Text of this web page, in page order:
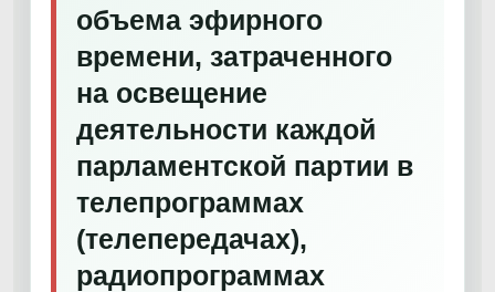
объема эфирного
времени, затраченного
на освещение
деятельности каждой
парламентской партии в
телепрограммах
(телепередачах),
радиопрограммах